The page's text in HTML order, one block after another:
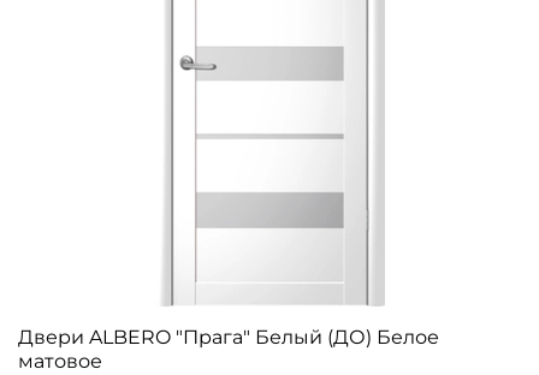
Двери ALBERO "Прага" Белый (ДО) Белое
матовое